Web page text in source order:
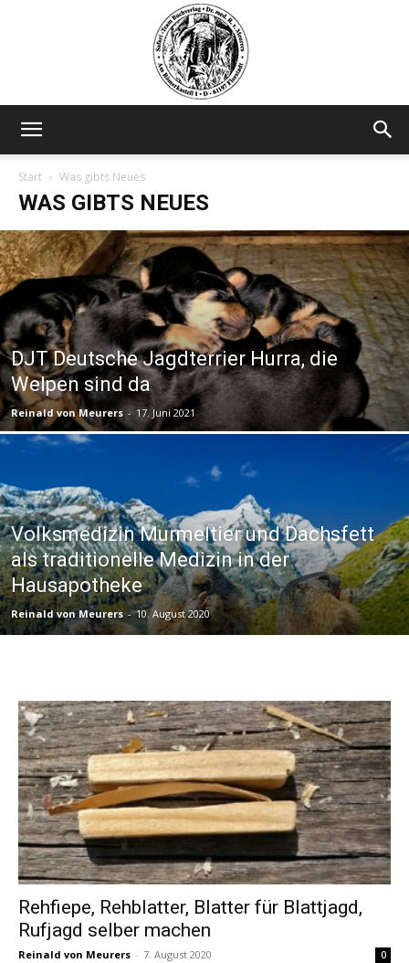
Start Was gibts Neues
WAS GIBTS NEUES
DJT Deutsche Jagdterrier Hurra, die
Welpen sind da
Reinald von Meurers - 17. Juni 2021
Volksmedizin Murmeltier und Dachsfett
als traditionelle Medizin in der
Hausapotheke
Reinald von Meurers - 10. August 2020
Rehfiepe, Rehblatter, Blatter für Blattjagd,
Rufjagd selber machen
Reinald von Meurers - 7. August 2020 0